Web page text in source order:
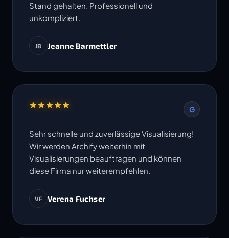
Stand gehalten. Professionell und
unkompliziert.
JB Jeanne Barmettler
G
Sehr schnelle und zuverlässige Visualisierung!
Wir werden Archify weiterhin mit
Visualisierungen beauftragen und können
diese Firma nur weiterempfehlen.
VF Verena Fuchser